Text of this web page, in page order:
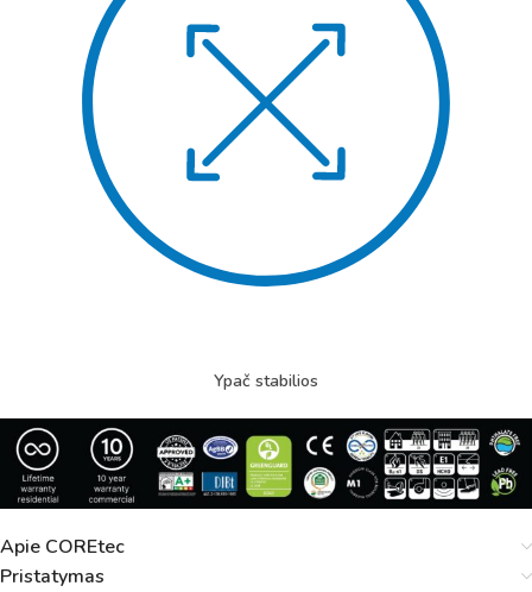
Ypač stabilios
Apie COREtec
Pristatymas